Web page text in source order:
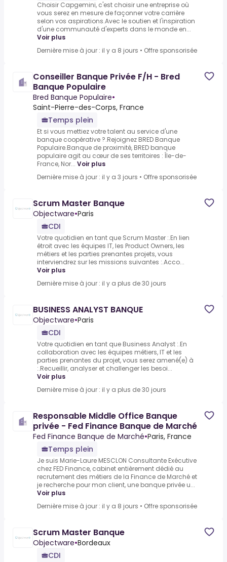
Choisir Capgemini, c'est choisir une entreprise où
vous serez en mesure de façonner votre carrière
selon vos aspirations.Avec le soutien et l'inspiration
d'une communauté d'experts dans le monde en...
Voir plus
Dernière mise à jour : il y a 8 jours • Offre sponsorisée
Conseiller Banque Privée F/H - Bred
Banque Populaire
Bred Banque Populaire•
Saint-Pierre-des-Corps, France
Temps plein
Et si vous mettiez votre talent au service d'une
banque coopérative ?.Rejoignez BRED Banque
Populaire.Banque de proximité, BRED banque
populaire agit au cœur de ses territoires : Île-de-
France, Nor... Voir plus
Dernière mise à jour : il y a 3 jours • Offre sponsorisée
Scrum Master Banque
Objectware•Paris
CDI
Votre quotidien en tant que Scrum Master :.En lien
étroit avec les équipes IT, les Product Owners, les
métiers et les parties prenantes projets, vous
interviendrez sur les missions suivantes :.Acco...
Voir plus
Dernière mise à jour : il y a plus de 30 jours
BUSINESS ANALYST BANQUE
Objectware•Paris
CDI
Votre quotidien en tant que Business Analyst :.En
collaboration avec les équipes métiers, IT et les
parties prenantes du projet, vous serez amené(e) à
:.Recueillir, analyser et challenger les besoi...
Voir plus
Dernière mise à jour : il y a plus de 30 jours
Responsable Middle Office Banque
privée - Fed Finance Banque de Marché
Fed Finance Banque de Marché•Paris, France
Temps plein
Je suis Marie-Laure MESCLON Consultante Exécutive
chez FED Finance, cabinet entièrement dédié au
recrutement des métiers de la Finance de Marché et
je recherche pour mon client, une banque privée u...
Voir plus
Dernière mise à jour : il y a 8 jours • Offre sponsorisée
Scrum Master Banque
Objectware•Bordeaux
CDI